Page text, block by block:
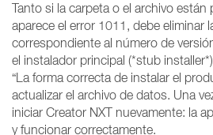
Tanto si la carpeta o el archivo
aparece el error 1011, debe eliminar
correspondiente al número de
el instalador principal (*stub
“La forma correcta de instalar el
actualizar el archivo de datos. Una
iniciar Creator NXT nuevamente: la
y funcionar correctamente.